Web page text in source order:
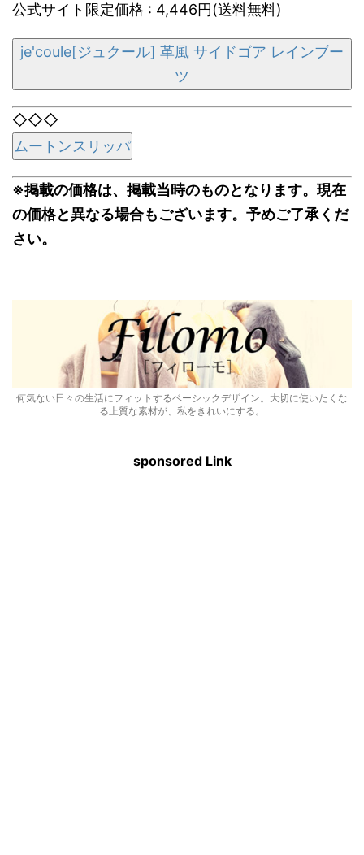
公式サイト限定価格 : 4,446円(送料無料)
je'coule[ジュクール] 革風 サイドゴア レインブー
ツ
◇◇◇
ムートンスリッパ
※掲載の価格は、掲載当時のものとなります。現在
の価格と異なる場合もございます。予めご了承くだ
さい。
何気ない日々の生活にフィットするベーシックデザイン。大切に使いたくな
る上質な素材が、私をきれいにする。
sponsored Link